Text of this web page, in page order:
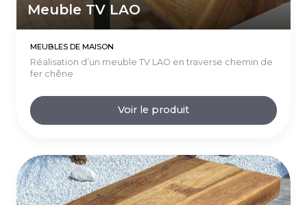
Meuble TV LAO
MEUBLES DE MAISON
Réalisation d’un meuble TV LAO en traverse chemin de
fer chêne
Voir le produit